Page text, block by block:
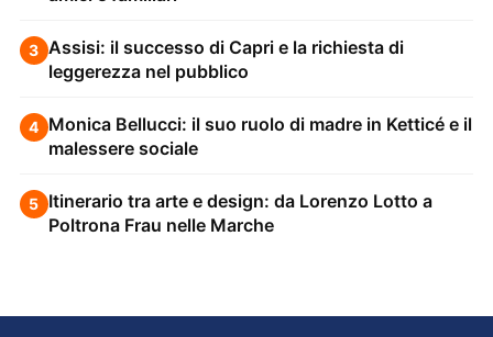
3 Assisi: il successo di Capri e la richiesta di
leggerezza nel pubblico
4 Monica Bellucci: il suo ruolo di madre in Ketticé e il
malessere sociale
5 Itinerario tra arte e design: da Lorenzo Lotto a
Poltrona Frau nelle Marche